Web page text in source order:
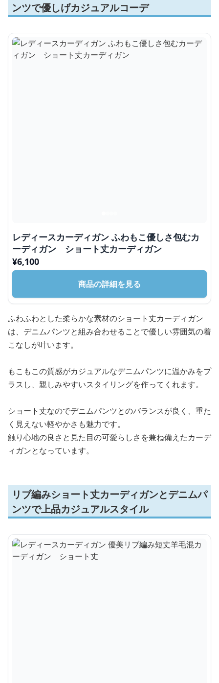
ンツで優しげカジュアルコーデ
レディースカーディガン ふわもこ優しさ包むカ
ーディガン ショート丈カーディガン
¥6,100
商品の詳細を見る
ふわふわとした柔らかな素材のショート丈カーディガン
は、デニムパンツと組み合わせることで優しい雰囲気の着
こなしが叶います。
もこもこの質感がカジュアルなデニムパンツに温かみをプ
ラスし、親しみやすいスタイリングを作ってくれます。
ショート丈なのでデニムパンツとのバランスが良く、重た
く見えない軽やかさも魅力です。
触り心地の良さと見た目の可愛らしさを兼ね備えたカーデ
ィガンとなっています。
リブ編みショート丈カーディガンとデニムパ
ンツで上品カジュアルスタイル